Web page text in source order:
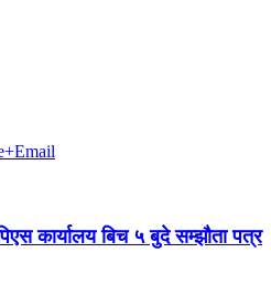
Email
कार्यालय बिच ५ बुदे सम्झौता पत्र